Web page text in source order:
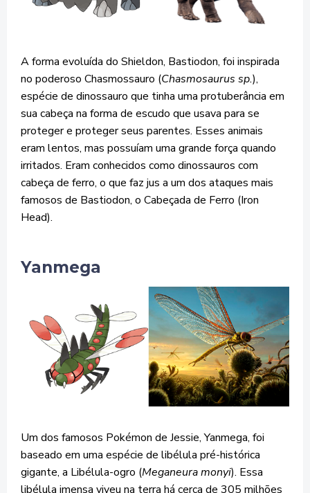
A forma evoluída do Shieldon, Bastiodon, foi inspirada
no poderoso Chasmossauro (Chasmosaurus sp.),
espécie de dinossauro que tinha uma protuberância em
sua cabeça na forma de escudo que usava para se
proteger e proteger seus parentes. Esses animais
eram lentos, mas possuíam uma grande força quando
irritados. Eram conhecidos como dinossauros com
cabeça de ferro, o que faz jus a um dos ataques mais
famosos de Bastiodon, o Cabeçada de Ferro (Iron
Head).
Yanmega
Um dos famosos Pokémon de Jessie, Yanmega, foi
baseado em uma espécie de libélula pré-histórica
gigante, a Libélula-ogro (Meganeura monyi). Essa
libélula imensa viveu na terra há cerca de 305 milhões